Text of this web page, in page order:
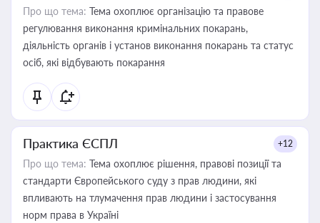
Про що тема: Тема охоплює організацію та правове
регулювання виконання кримінальних покарань,
діяльність органів і установ виконання покарань та статус
осіб, які відбувають покарання
Практика ЄСПЛ +12
Про що тема: Тема охоплює рішення, правові позиції та
стандарти Європейського суду з прав людини, які
впливають на тлумачення прав людини і застосування
норм права в Україні